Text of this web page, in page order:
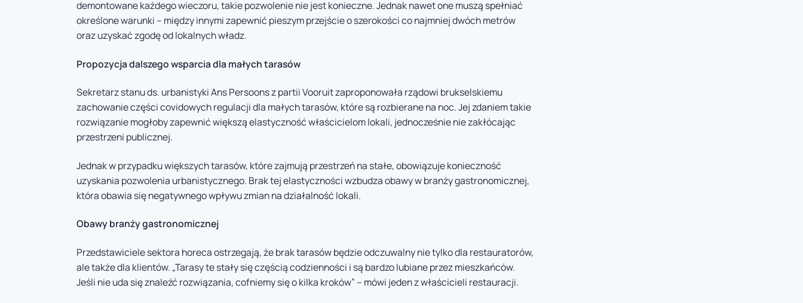
demontowane każdego wieczoru, takie pozwolenie nie jest konieczne. Jednak nawet one muszą spełniać
określone warunki – między innymi zapewnić pieszym przejście o szerokości co najmniej dwóch metrów
oraz uzyskać zgodę od lokalnych władz.
Propozycja dalszego wsparcia dla małych tarasów
Sekretarz stanu ds. urbanistyki Ans Persoons z partii Vooruit zaproponowała rządowi brukselskiemu
zachowanie części covidowych regulacji dla małych tarasów, które są rozbierane na noc. Jej zdaniem takie
rozwiązanie mogłoby zapewnić większą elastyczność właścicielom lokali, jednocześnie nie zakłócając
przestrzeni publicznej.
Jednak w przypadku większych tarasów, które zajmują przestrzeń na stałe, obowiązuje konieczność
uzyskania pozwolenia urbanistycznego. Brak tej elastyczności wzbudza obawy w branży gastronomicznej,
która obawia się negatywnego wpływu zmian na działalność lokali.
Obawy branży gastronomicznej
Przedstawiciele sektora horeca ostrzegają, że brak tarasów będzie odczuwalny nie tylko dla restauratorów,
ale także dla klientów. „Tarasy te stały się częścią codzienności i są bardzo lubiane przez mieszkańców.
Jeśli nie uda się znaleźć rozwiązania, cofniemy się o kilka kroków” – mówi jeden z właścicieli restauracji.